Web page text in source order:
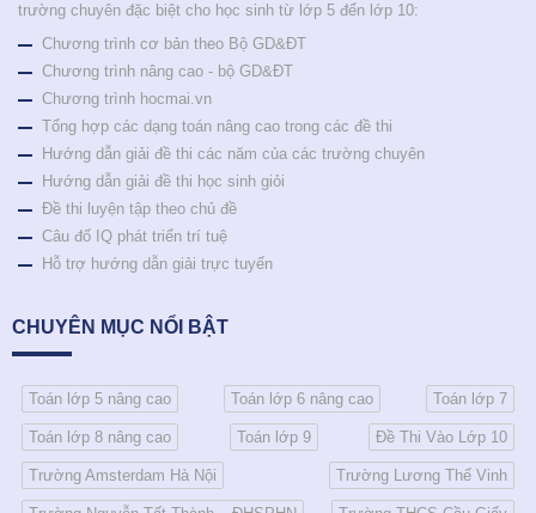
trường chuyên đặc biệt cho học sinh từ lớp 5 đến lớp 10:
Chương trình cơ bản theo Bộ GD&ĐT
Chương trình nâng cao - bộ GD&ĐT
Chương trình hocmai.vn
Tổng hợp các dạng toán nâng cao trong các đề thi
Hướng dẫn giải đề thi các năm của các trường chuyên
Hướng dẫn giải đề thi học sinh giỏi
Đề thi luyện tập theo chủ đề
Câu đố IQ phát triển trí tuệ
Hỗ trợ hướng dẫn giải trực tuyến
CHUYÊN MỤC NỔI BẬT
Toán lớp 5 nâng cao Toán lớp 6 nâng cao Toán lớp 7
Toán lớp 8 nâng cao Toán lớp 9 Đề Thi Vào Lớp 10
Trường Amsterdam Hà Nội Trường Lương Thế Vinh